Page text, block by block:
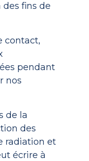
fins de
contact,
pendant
nos
de la
des
radiation et
écrire à